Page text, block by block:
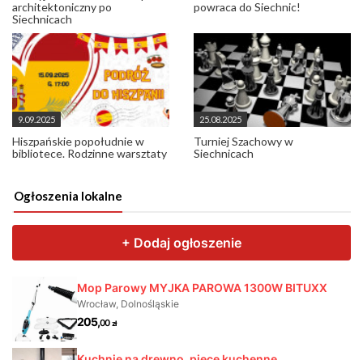
architektoniczny po
Siechnicach
powraca do Siechnic!
9.09.2025
Hiszpańskie popołudnie w
bibliotece. Rodzinne warsztaty
25.08.2025
Turniej Szachowy w
Siechnicach
Ogłoszenia lokalne